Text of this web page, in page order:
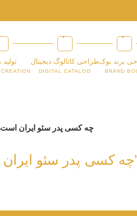
برند بوک
BRAND
طراحی کاتالوگ دیجیتال
DIGITAL CATALOG
تولید
کسی پدر سئو